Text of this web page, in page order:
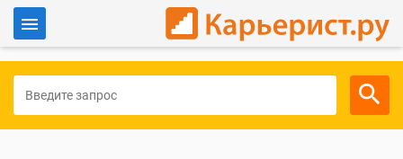
Для работодателей